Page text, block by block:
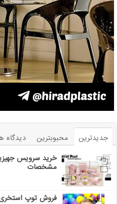
جدیدترین محبوبترین دیدگاه
خرید سرویس
مشخصات
فروش توپ استخری